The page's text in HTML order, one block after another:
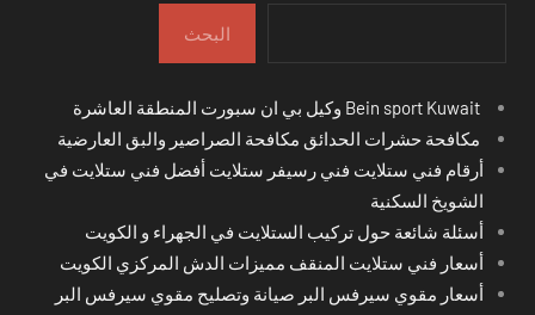
البحث
مكافحة حشرات الحدائق مكافحة الصراصير والبق العارضية
أرقام فني ستلايت فني رسيفر ستلايت أفضل فني ستلايت في
الشويخ السكنية
أسئلة شائعة حول تركيب الستلايت في الجهراء و الكويت
أسعار فني ستلايت المنقف مميزات الدش المركزي الكويت
أسعار مقوي سيرفس البر صيانة وتصليح مقوي سيرفس البر